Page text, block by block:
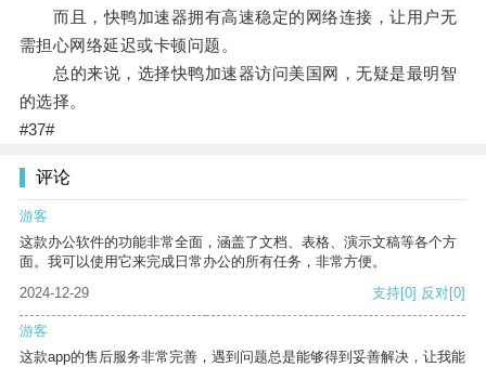
而且，快鸭加速器拥有高速稳定的网络连接，让用户无
需担心网络延迟或卡顿问题。
总的来说，选择快鸭加速器访问美国网，无疑是最明智
的选择。
#37#
评论
游客
这款办公软件的功能非常全面，涵盖了文档、表格、演示文稿等各个方
面。我可以使用它来完成日常办公的所有任务，非常方便。
2024-12-29
支持[0] 反对[0]
游客
这款app的售后服务非常完善，遇到问题总是能够得到妥善解决，让我能